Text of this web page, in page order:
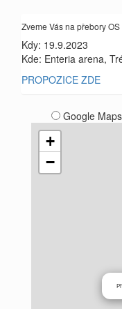
Zveme Vás na přebory
Kdy: 19.9.2023
Kde: Enteria arena,
PROPOZICE ZDE
Google Maps
+
−